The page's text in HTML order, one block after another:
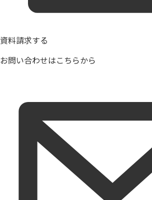
資料請求する
お問い合わせはこちらから